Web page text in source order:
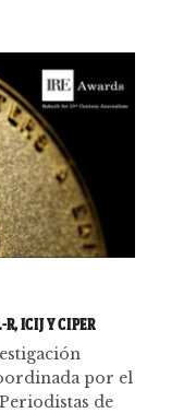
R, ICIJ Y CIPER
por el
de